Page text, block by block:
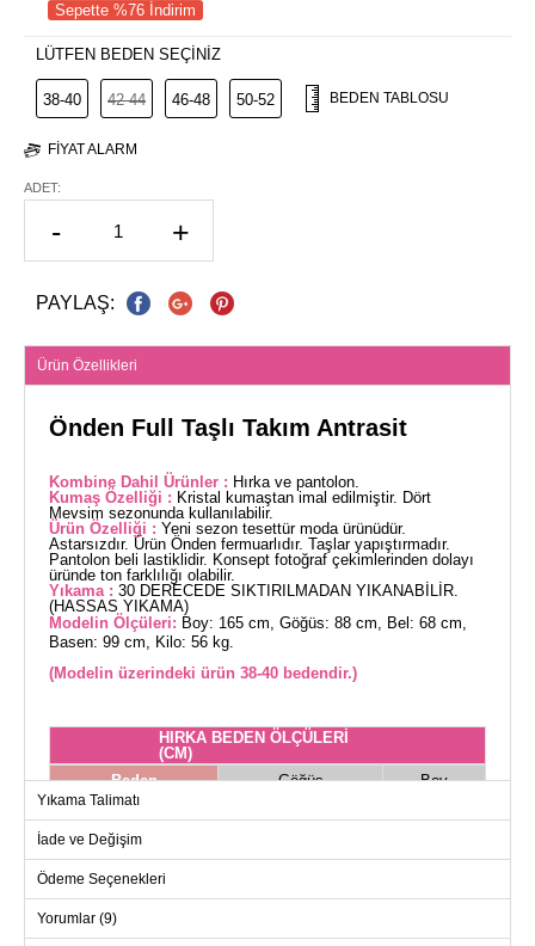
Sepette %76 İndirim
LÜTFEN BEDEN SEÇİNİZ
38-40 42-44 46-48 50-52 BEDEN TABLOSU
FIYAT ALARM
ADET:
- +
PAYLAŞ:
Ürün Özellikleri
Önden Full Taşlı Takım Antrasit
Kombine Dahil Ürünler : Hırka ve pantolon.
Kumaş Özelliği : Kristal kumaştan imal edilmiştir. Dört
Mevsim sezonunda kullanılabilir.
Ürün Özelliği : Yeni sezon tesettür moda ürünüdür.
Astarsızdır. Ürün Önden fermuarlıdır. Taşlar yapıştırmadır.
Pantolon beli lastiklidir. Konsept fotoğraf çekimlerinden dolayı
üründe ton farklılığı olabilir.
Yıkama : 30 DERECEDE SIKTIRILMADAN YIKANABİLİR.
(HASSAS YIKAMA)
Modelin Ölçüleri: Boy: 165 cm, Göğüs: 88 cm, Bel: 68 cm,
Basen: 99 cm, Kilo: 56 kg.
(Modelin üzerindeki ürün 38-40 bedendir.)
HIRKA BEDEN ÖLÇÜLERİ
(CM)
Beden
Göğüs
Boy
42-44
46-48
50-52
124 77
Yıkama Talimatı
İade ve Değişim
Ödeme Seçenekleri
Yorumlar (9)